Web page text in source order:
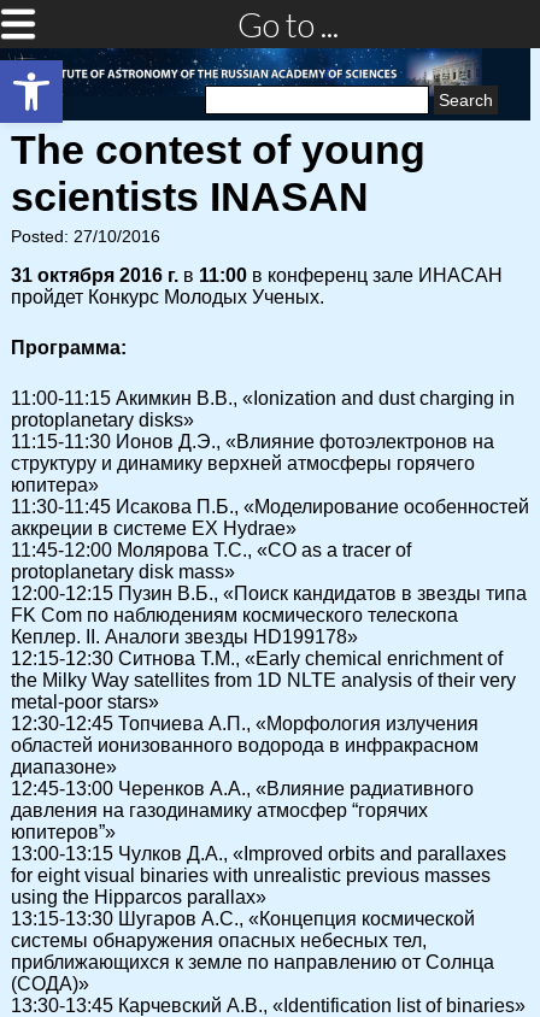
Open toolbar
Go to ...
Search
The contest of young
scientists INASAN
Posted: 27/10/2016
31 октября 2016 г. в 11:00 в конференц зале ИНАСАН
пройдет Конкурс Молодых Ученых.
Программа:
11:00-11:15 Акимкин В.В., «Ionization and dust charging in
protoplanetary disks»
11:15-11:30 Ионов Д.Э., «Влияние фотоэлектронов на
структуру и динамику верхней атмосферы горячего
юпитера»
11:30-11:45 Исакова П.Б., «Моделирование особенностей
аккреции в системе EX Hydrae»
11:45-12:00 Молярова Т.С., «CO as a tracer of
protoplanetary disk mass»
12:00-12:15 Пузин В.Б., «Поиск кандидатов в звезды типа
FK Com по наблюдениям космического телескопа
Кеплер. II. Аналоги звезды HD199178»
12:15-12:30 Ситнова Т.М., «Early chemical enrichment of
the Milky Way satellites from 1D NLTE analysis of their very
metal-poor stars»
12:30-12:45 Топчиева А.П., «Морфология излучения
областей ионизованного водорода в инфракрасном
диапазоне»
12:45-13:00 Черенков А.А., «Влияние радиативного
давления на газодинамику атмосфер “горячих
юпитеров”»
13:00-13:15 Чулков Д.А., «Improved orbits and parallaxes
for eight visual binaries with unrealistic previous masses
using the Hipparcos parallax»
13:15-13:30 Шугаров А.С., «Концепция космической
системы обнаружения опасных небесных тел,
приближающихся к земле по направлению от Солнца
(СОДА)»
13:30-13:45 Карчевский А.В., «Identification list of binaries»